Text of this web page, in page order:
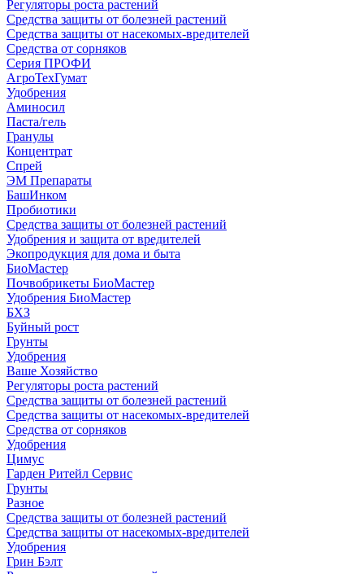
Регуляторы роста растений
Средства защиты от болезней растений
Средства защиты от насекомых-вредителей
Средства от сорняков
Серия ПРОФИ
АгроТехГумат
Удобрения
Аминосил
Паста/гель
Гранулы
Концентрат
Спрей
ЭМ Препараты
БашИнком
Пробиотики
Средства защиты от болезней растений
Удобрения и защита от вредителей
Экопродукция для дома и быта
БиоМастер
Почвобрикеты БиоМастер
Удобрения БиоМастер
БХЗ
Буйный рост
Грунты
Удобрения
Ваше Хозяйство
Регуляторы роста растений
Средства защиты от болезней растений
Средства защиты от насекомых-вредителей
Средства от сорняков
Удобрения
Цимус
Гарден Ритейл Сервис
Грунты
Разное
Средства защиты от болезней растений
Средства защиты от насекомых-вредителей
Удобрения
Грин Бэлт